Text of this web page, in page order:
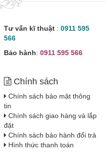
Tư vấn kĩ thuật : 0911 595
566
Bảo hành: 0911 595 566
Chính sách
Chính sách bảo mật thông
tin
Chính sách giao hàng và lắp
đặt
Chính sách bảo hành đổi trả
Hình thức thanh toán